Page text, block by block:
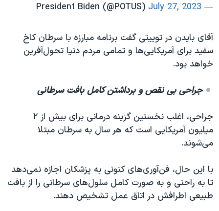
— President Biden (@POTUS)
July 27, 2023
آقای بایدن در توییتی گفت برنامه مبارزه با سرطان کاخ
سفید برای آمریکایی‌ها و تمامی مردم دنیا تحول‌آفرین
خواهد بود.
جراحی بی نقص و برداشتن کامل بافت سرطانی
جراحی، اغلب نخستین گزینه درمانی برای بیش از ۲
میلیون آمریکایی است که هر سال به سرطان مبتلا
می‌شوند.
با این حال، فن‌آوری‌های کنونی به پزشکان اجازه نمی‌دهد
تا به راحتی و به صورت کامل سلول‌های سرطانی را از بافت
طبیعی اطرافش در اتاق عمل تشخیص دهند.